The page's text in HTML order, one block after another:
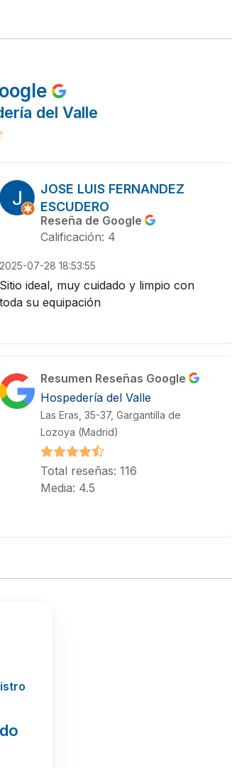
del Valle
JOSE LUIS FERNANDEZ
ESCUDERO
Reseña de Google
Calificación: 4
2025-07-28 18:53:55
Sitio ideal, muy cuidado y limpio con
toda su equipación
Resumen Reseñas Google
Hospedería del Valle
Las Eras, 35-37, Gargantilla de
Lozoya (Madrid)
Total reseñas: 116
Media: 4.5